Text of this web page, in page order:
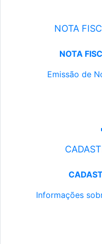
NOTA
NOTA
Emissão de
Informações